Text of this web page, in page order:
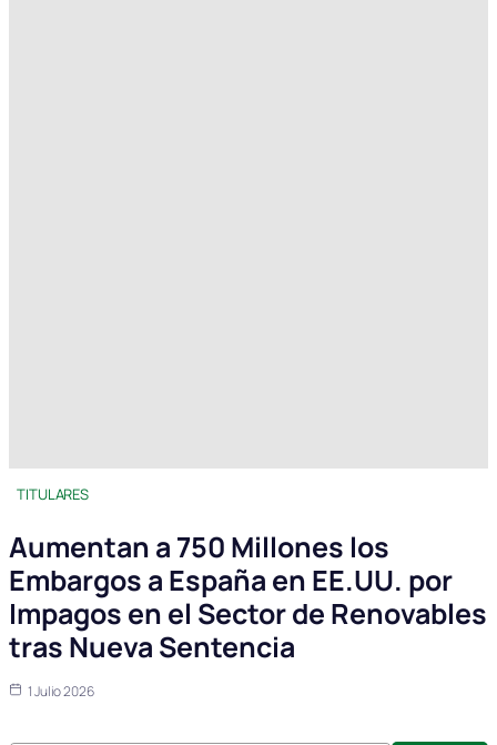
TITULARES
Aumentan a 750 Millones los
Embargos a España en EE.UU. por
Impagos en el Sector de Renovables
tras Nueva Sentencia
1 Julio 2026